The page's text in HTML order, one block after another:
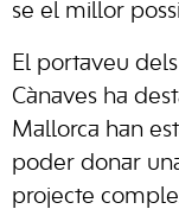
se el millor
El portaveu
Cànaves ha
Mallorca han
poder donar
projecte